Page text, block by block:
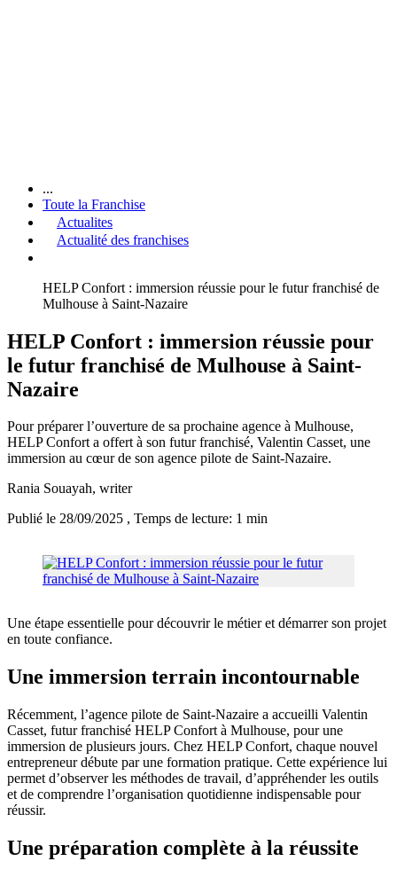
...
Toute la Franchise
Actualites
Actualité des franchises
HELP Confort : immersion réussie pour le futur franchisé de
Mulhouse à Saint-Nazaire
HELP Confort : immersion réussie pour
le futur franchisé de Mulhouse à Saint-
Nazaire
Pour préparer l’ouverture de sa prochaine agence à Mulhouse,
HELP Confort a offert à son futur franchisé, Valentin Casset, une
immersion au cœur de son agence pilote de Saint-Nazaire.
Rania Souayah, writer
Publié le 28/09/2025 , Temps de lecture: 1 min
Une étape essentielle pour découvrir le métier et démarrer son projet
en toute confiance.
Une immersion terrain incontournable
Récemment, l’agence pilote de Saint-Nazaire a accueilli Valentin
Casset, futur franchisé HELP Confort à Mulhouse, pour une
immersion de plusieurs jours. Chez HELP Confort, chaque nouvel
entrepreneur débute par une formation pratique. Cette expérience lui
permet d’observer les méthodes de travail, d’appréhender les outils
et de comprendre l’organisation quotidienne indispensable pour
réussir.
Une préparation complète à la réussite